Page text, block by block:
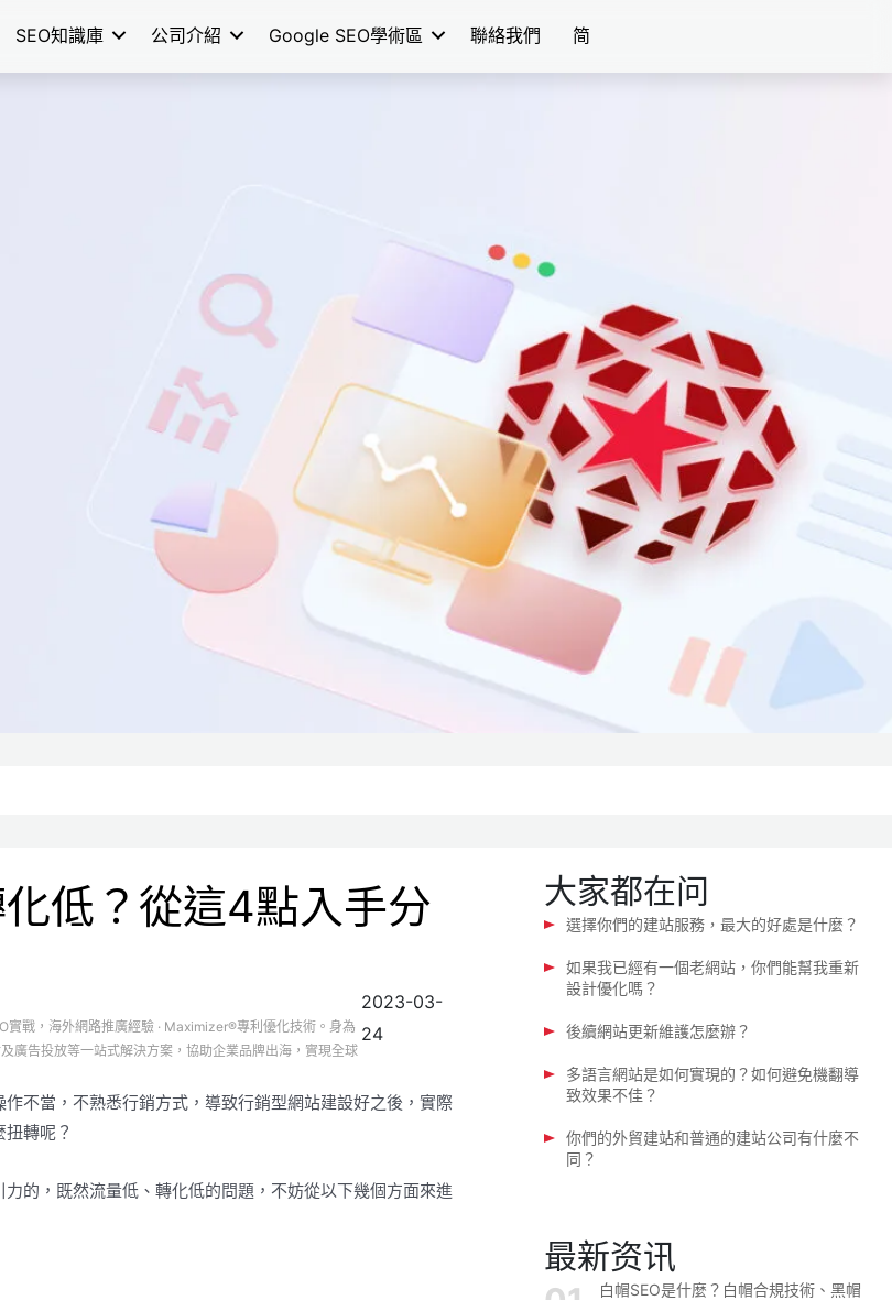
SEO知識庫 公司介紹 Google SEO學術區 聯絡我們 简
低？從這4點入手分
戰，海外網路推廣經驗 · Maximizer®專利優化技術。身為
廣告投放等一站式解決方案，協助企業品牌出海，實現全球
2023-03-
24
不當，不熟悉行銷方式，導致行銷型網站建設好之後，實際
轉呢？
的，既然流量低、轉化低的問題，不妨從以下幾個方面來進
大家都在问
選擇你們的建站服務，最大的好處是什麼？
如果我已經有一個老網站，你們能幫我重新
設計優化嗎？
後續網站更新維護怎麼辦？
多語言網站是如何實現的？如何避免機翻導
致效果不佳？
你們的外貿建站和普通的建站公司有什麼不
同？
最新资讯
白帽SEO是什麼？白帽合規技術、黑帽